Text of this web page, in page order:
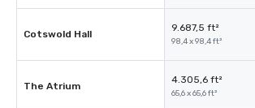
Cotswold Hall
9.687,5 ft²
98,4 x 98,4 ft²
The Atrium
4.305,6 ft²
65,6 x 65,6 ft²